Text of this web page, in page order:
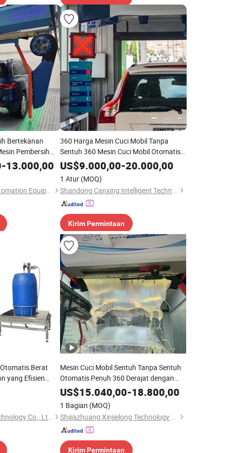
Bertekanan
Pembersih
-13.000,00
Shandong Boyou Automation Equipment Co., Ltd.
360 Harga Mesin Cuci Mobil Tanpa
Sentuh 360 Mesin Cuci Mobil Otomatis
Bertekanan Tinggi Stasiun Cuci Mobil
US$9.000,00-20.000,00
1 Atur (MOQ)
Shandong Canxing Intelligent Technology Co., Ltd.
Kirim Permintaan
Berat
yang Efisien
Shanghai Cleanril Technology Co., Ltd.
Mesin Cuci Mobil Sentuh Tanpa Sentuh
Otomatis Penuh 360 Derajat dengan
Pembersihan Tekanan Tinggi dan
Pengeringan Udara untuk Stasiun
Pengisian Bahan Bakar dan Pusat
Layanan Mobil
US$15.040,00-18.800,00
1 Bagian (MOQ)
Shijiazhuang Xinjielong Technology Co., Ltd.
Kirim Permintaan